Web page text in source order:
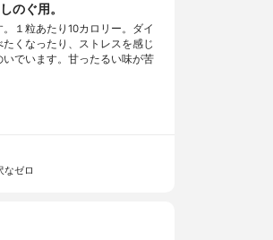
のぐ用。
１粒あたり10カロリー。ダイ
くなったり、ストレスを感じ
でいます。甘ったるい味が苦
なゼロ